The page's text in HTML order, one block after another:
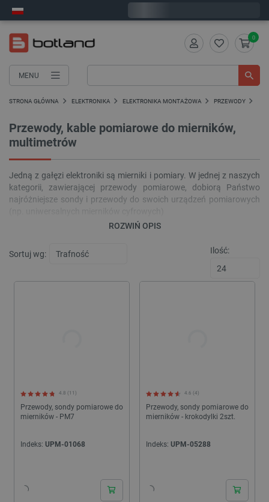
MENU
0
STRONA GŁÓWNA ELEKTRONIKA ELEKTRONIKA MONTAŻOWA PRZEWODY
Przewody, kable pomiarowe do mierników,
multimetrów
Jedną z gałęzi elektroniki są mierniki i pomiary. W jednej z naszych
kategorii, zawierającej przewody pomiarowe, dobiorą Państwo
najróżniejsze sondy i przewody do swoich urządzeń pomiarowych
krokodylkami czy też sondami pomiarowymi o długości 145 mm -
wszystko to dla Państwa wygody i satysfakcji z pracy. Zapraszamy
serdecznie wszystkich początkujących, jak i zaawansowanych
majsterkowiczów do zapoznania się z nasza bogatą ofertą sklepu
ROZWIŃ OPIS
Sortuj wg: Ilość:
Przewody, sondy pomiarowe do
mierników - PM7
4.8 (11)
Indeks: UPM-01068
Przewody, sondy pomiarowe do
mierników - krokodylki 2szt.
4.6 (4)
Indeks: UPM-05288